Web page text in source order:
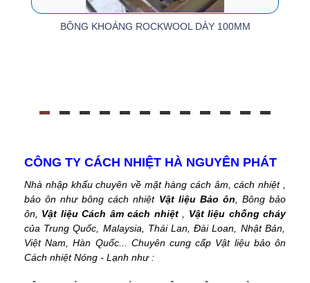
BÔNG KHOÁNG ROCKWOOL DÀY 100MM
CÔNG TY CÁCH NHIỆT HÀ NGUYÊN PHÁT
Nhà nhập khẩu chuyên về mặt hàng cách âm, cách nhiệt ,
bảo ôn như bông cách nhiệt Vật liệu Bảo ôn , Bông bảo
ôn, Vật liệu Cách âm cách nhiệt, Vật liệu chống cháy
của Trung Quốc, Malaysia, Thái Lan, Đài Loan, Nhật Bản,
Việt Nam, Hàn Quốc... Chuyên cung cấp Vật liệu bảo ôn
Cách nhiệt Nóng - Lạnh như :